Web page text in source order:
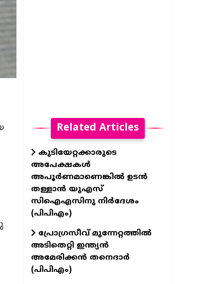
Related Articles
കുടിയേറ്റക്കാരുടെ
അപേക്ഷകൾ
അപൂർണമാണെങ്കിൽ ഉടൻ
തള്ളാൻ യുഎസ്
സിഐഎസിനു നിർദേശം
(പിപിഎം)
പ്രോഗ്രസീവ് മുന്നേറ്റത്തിൽ
അടിതെറ്റി ഇന്ത്യൻ
അമേരിക്കൻ തനെദാർ
(പിപിഎം)